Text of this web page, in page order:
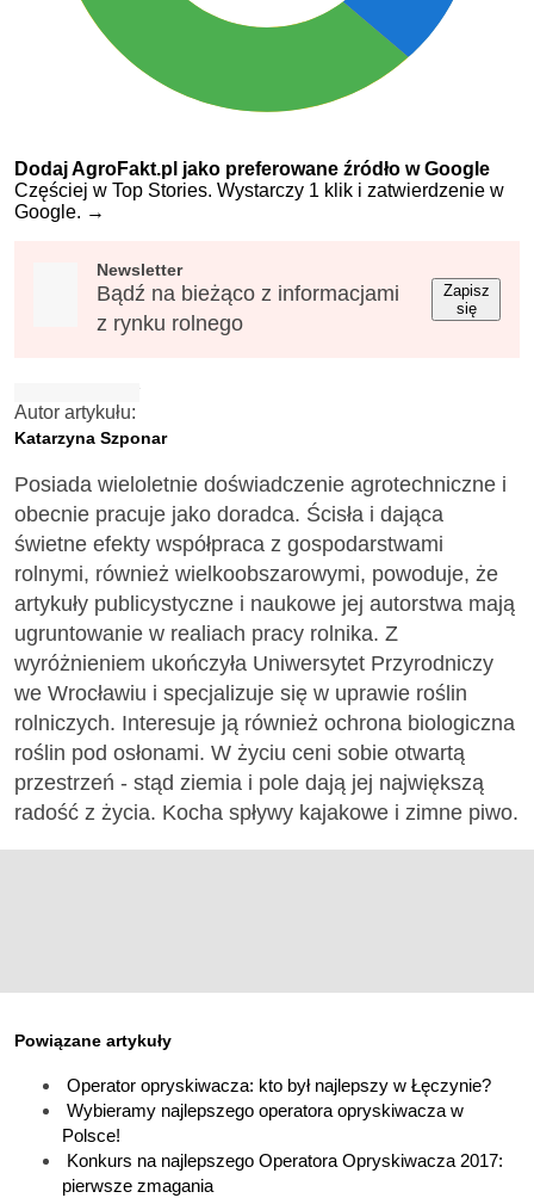
Dodaj AgroFakt.pl jako preferowane źródło w Google
Częściej w Top Stories. Wystarczy 1 klik i zatwierdzenie w
Google. →
Newsletter
Bądź na bieżąco z informacjami
z rynku rolnego
Zapisz
się
Autor artykułu:
Katarzyna Szponar
Posiada wieloletnie doświadczenie agrotechniczne i
obecnie pracuje jako doradca. Ścisła i dająca
świetne efekty współpraca z gospodarstwami
rolnymi, również wielkoobszarowymi, powoduje, że
artykuły publicystyczne i naukowe jej autorstwa mają
ugruntowanie w realiach pracy rolnika. Z
wyróżnieniem ukończyła Uniwersytet Przyrodniczy
we Wrocławiu i specjalizuje się w uprawie roślin
rolniczych. Interesuje ją również ochrona biologiczna
roślin pod osłonami. W życiu ceni sobie otwartą
przestrzeń - stąd ziemia i pole dają jej największą
radość z życia. Kocha spływy kajakowe i zimne piwo.
Powiązane artykuły
Operator opryskiwacza: kto był najlepszy w Łęczynie?
Wybieramy najlepszego operatora opryskiwacza w
Polsce!
Konkurs na najlepszego Operatora Opryskiwacza 2017:
pierwsze zmagania